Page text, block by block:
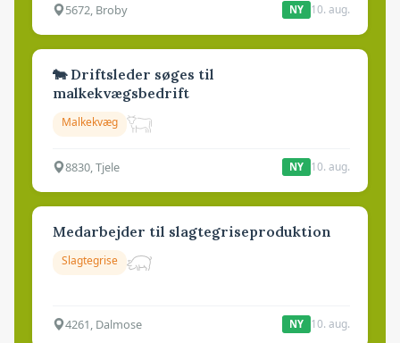
5672, Broby NY 10. aug.
🐄 Driftsleder søges til
malkekvægsbedrift
Malkekvæg
8830, Tjele NY 10. aug.
Medarbejder til slagtegriseproduktion
Slagtegrise
4261, Dalmose NY 10. aug.